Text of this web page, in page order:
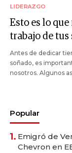
LIDERAZGO
Esto es lo
trabajo de tus
Antes de dedicar
soñado, es
nosotros. Algunos
Popular
1. Emigró de
Chevron en